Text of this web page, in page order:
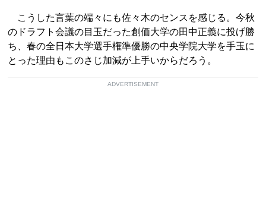
こうした言葉の端々にも佐々木のセンスを感じる。今秋
のドラフト会議の目玉だった創価大学の田中正義に投げ勝
ち、春の全日本大学選手権準優勝の中央学院大学を手玉に
とった理由もこのさじ加減が上手いからだろう。
ADVERTISEMENT